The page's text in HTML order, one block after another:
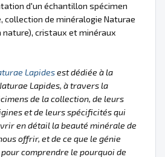
d'un échantillon spécimen
collection de minéralogie Naturae
nature), cristaux et minéraux
Lapidesest dédiée à la
Lapides, à travers la
de la collection, de leurs
et de leurs spécificités qui
en détail la beauté minérale de
offrir, et de ce que le génie
comprendre le pourquoi de